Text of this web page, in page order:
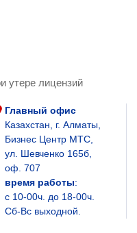
утере лицензий
Главный офис
Казахстан, г. Алматы,
Бизнес Центр МТС,
ул. Шевченко 165б,
оф. 707
время работы:
с 10-00ч. до 18-00ч.
Сб-Вс выходной.